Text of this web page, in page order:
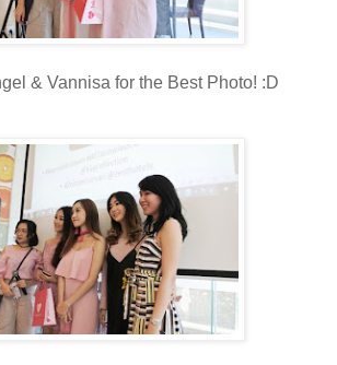
& Vannisa for the Best Photo! :D